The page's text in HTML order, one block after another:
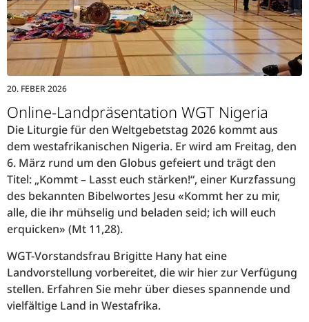
20. FEBER 2026
Online-Landpräsentation WGT Nigeria
Die Liturgie für den Weltgebetstag 2026 kommt aus
dem westafrikanischen Nigeria. Er wird am Freitag, den
6. März rund um den Globus gefeiert und trägt den
Titel: „Kommt – Lasst euch stärken!“, einer Kurzfassung
des bekannten Bibelwortes Jesu «Kommt her zu mir,
alle, die ihr mühselig und beladen seid; ich will euch
erquicken» (Mt 11,28).
WGT-Vorstandsfrau Brigitte Hany hat eine
Landvorstellung vorbereitet, die wir hier zur Verfügung
stellen. Erfahren Sie mehr über dieses spannende und
vielfältige Land in Westafrika.